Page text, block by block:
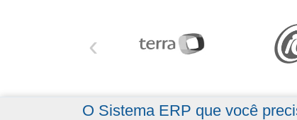
‹
O Sistema ERP que você